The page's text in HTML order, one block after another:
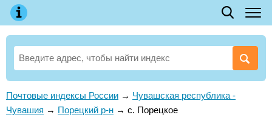
Почтовые индексы России → Чувашская республика -
Чувашия → Порецкий р-н → с. Порецкое